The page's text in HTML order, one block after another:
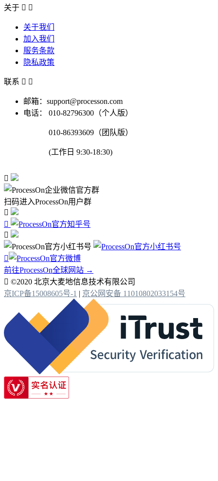
关于  
关于我们
加入我们
服务条款
隐私政策
联系  
邮箱：support@processon.com
电话：
010-82796300（个人版）
010-86393609（团队版）
(工作日 9:30-18:30)

扫码进入ProcessOn用户群




前往ProcessOn全球网站 →
 ©2020 北京大麦地信息技术有限公司
京ICP备15008605号-1 | 京公网安备 11010802033154号